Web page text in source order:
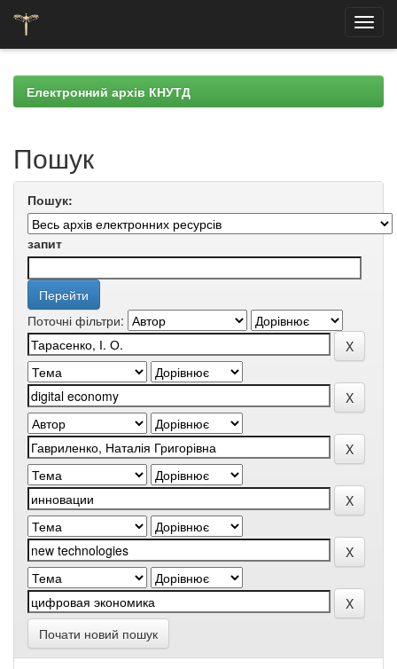
navigationЕлектронний архів КНУТД
Пошук
Пошук:
запит
Поточні фільтри:
Почати новий пошук